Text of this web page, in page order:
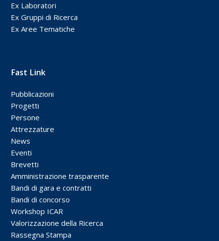
Ex Laboratori
Ex Gruppi di Ricerca
Ex Aree Tematiche
Fast Link
Pubblicazioni
Progetti
Persone
Attrezzature
News
Eventi
Brevetti
Amministrazione trasparente
Bandi di gara e contratti
Bandi di concorso
Workshop ICAR
Valorizzazione della Ricerca
Rassegna Stampa